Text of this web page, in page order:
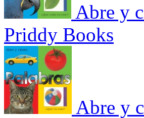
Abre y
Priddy Books
Abre y